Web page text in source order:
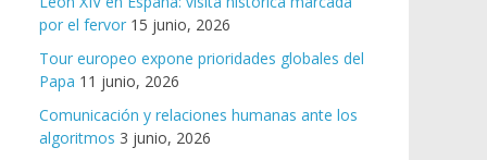
por el fervor 15 junio, 2026
Tour europeo expone prioridades globales del
Papa 11 junio, 2026
Comunicación y relaciones humanas ante los
algoritmos 3 junio, 2026